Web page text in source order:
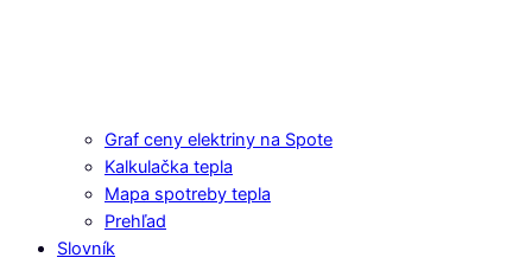
Graf ceny elektriny na Spote
Kalkulačka tepla
Mapa spotreby tepla
Prehľad
Slovník